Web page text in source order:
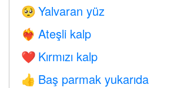
🥺 Yalvaran yüz
❤️‍🔥 Ateşli kalp
❤️ Kırmızı kalp
👍 Baş parmak yukarıda